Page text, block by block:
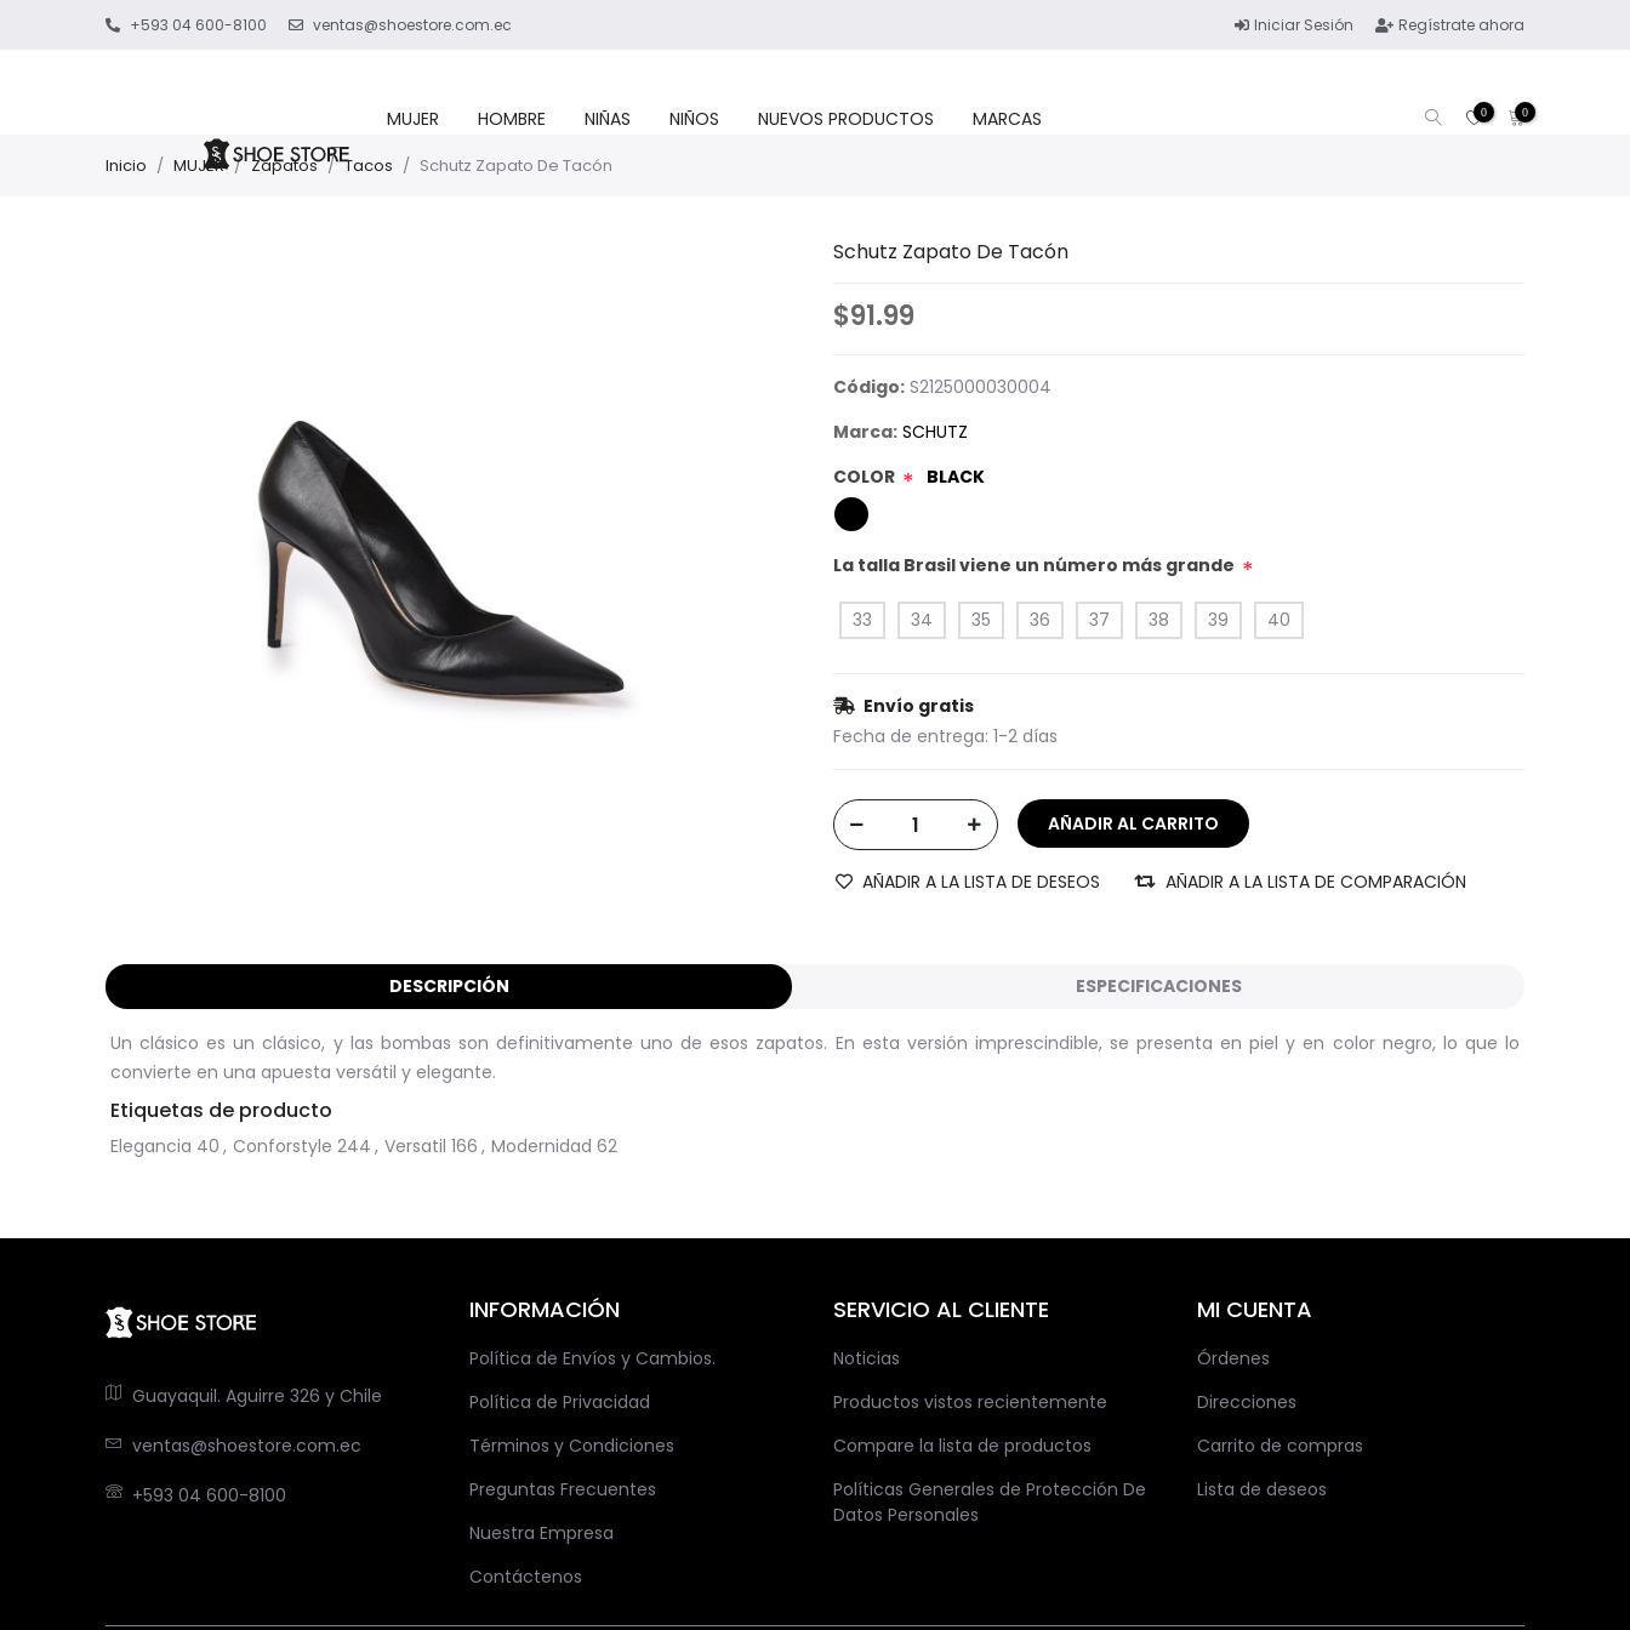
+593 04 600-8100 ventas@shoestore.com.ec Iniciar Sesión Regístrate ahora
MUJER HOMBRE NIÑAS NIÑOS NUEVOS PRODUCTOS MARCAS 0 0
Inicio / MUJER / Zapatos / Tacos / Schutz Zapato De Tacón
Schutz Zapato De Tacón
$91.99
Código: S2125000030004
Marca: SCHUTZ
COLOR * BLACK
La talla Brasil viene un número más grande *
33 34 35 36 37 38 39 40
Envío gratis
Fecha de entrega: 1-2 días
AÑADIR A LA LISTA DE DESEOS AÑADIR A LA LISTA DE COMPARACIÓN
DESCRIPCIÓN ESPECIFICACIONES
Un clásico es un clásico, y las bombas son definitivamente uno de esos zapatos. En esta versión imprescindible, se presenta en piel y en color negro, lo que lo
convierte en una apuesta versátil y elegante.
Etiquetas de producto
Elegancia 40 , Conforstyle 244 , Versatil 166 , Modernidad 62
Guayaquil. Aguirre 326 y Chile
ventas@shoestore.com.ec
+593 04 600-8100
INFORMACIÓN
Política de Envíos y Cambios.
Política de Privacidad
Términos y Condiciones
Preguntas Frecuentes
Nuestra Empresa
Contáctenos
SERVICIO AL CLIENTE
Noticias
Productos vistos recientemente
Compare la lista de productos
Políticas Generales de Protección De
Datos Personales
MI CUENTA
Órdenes
Direcciones
Carrito de compras
Lista de deseos